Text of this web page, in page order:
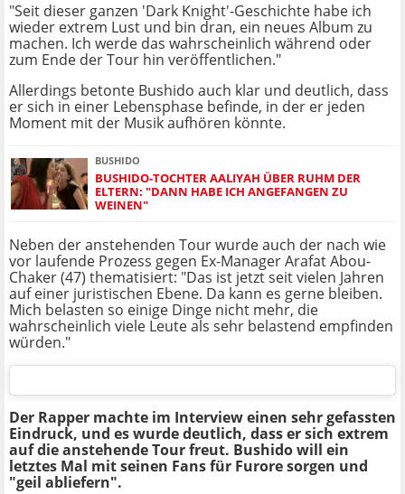
"Seit dieser ganzen 'Dark Knight'-Geschichte habe ich
wieder extrem Lust und bin dran, ein neues Album zu
machen. Ich werde das wahrscheinlich während oder
zum Ende der Tour hin veröffentlichen."
Allerdings betonte Bushido auch klar und deutlich, dass
er sich in einer Lebensphase befinde, in der er jeden
Moment mit der Musik aufhören könnte.
BUSHIDO
BUSHIDO-TOCHTER AALIYAH ÜBER RUHM DER
ELTERN: "DANN HABE ICH ANGEFANGEN ZU
WEINEN"
Neben der anstehenden Tour wurde auch der nach wie
vor laufende Prozess gegen Ex-Manager Arafat Abou-
Chaker (47) thematisiert: "Das ist jetzt seit vielen Jahren
auf einer juristischen Ebene. Da kann es gerne bleiben.
Mich belasten so einige Dinge nicht mehr, die
wahrscheinlich viele Leute als sehr belastend empfinden
würden."
Der Rapper machte im Interview einen sehr gefassten
Eindruck, und es wurde deutlich, dass er sich extrem
auf die anstehende Tour freut. Bushido will ein
letztes Mal mit seinen Fans für Furore sorgen und
"geil abliefern".